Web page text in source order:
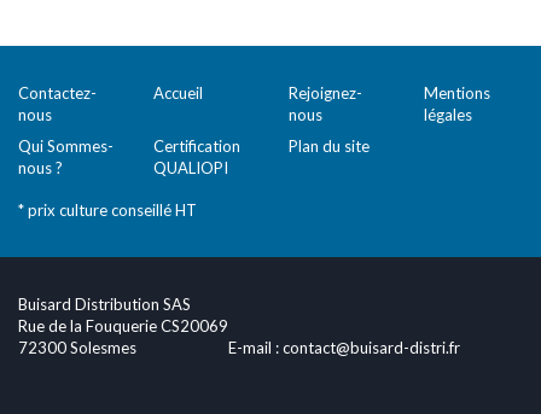
Contactez-
nous
Accueil
Rejoignez-
nous
Mentions
légales
Qui Sommes-
nous ?
Certification
QUALIOPI
Plan du site
* prix culture conseillé HT
Buisard Distribution SAS
Rue de la Fouquerie CS20069
72300 Solesmes
E-mail :contact@buisard-distri.fr